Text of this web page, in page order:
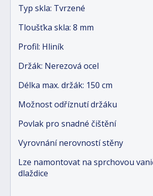
Typ skla: Tvrzené
Tloušťka skla: 8 mm
Profil: Hliník
Držák: Nerezová ocel
Délka max. držák: 150 cm
Možnost odříznutí držáku
Povlak pro snadné čištění
Vyrovnání nerovností stěny
Lze namontovat na sprchovou
dlaždice